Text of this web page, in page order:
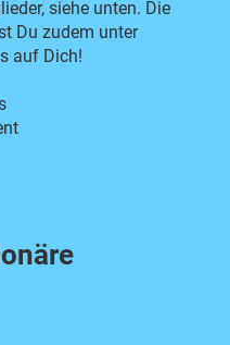
siehe unten. Die
Du zudem unter
auf Dich!